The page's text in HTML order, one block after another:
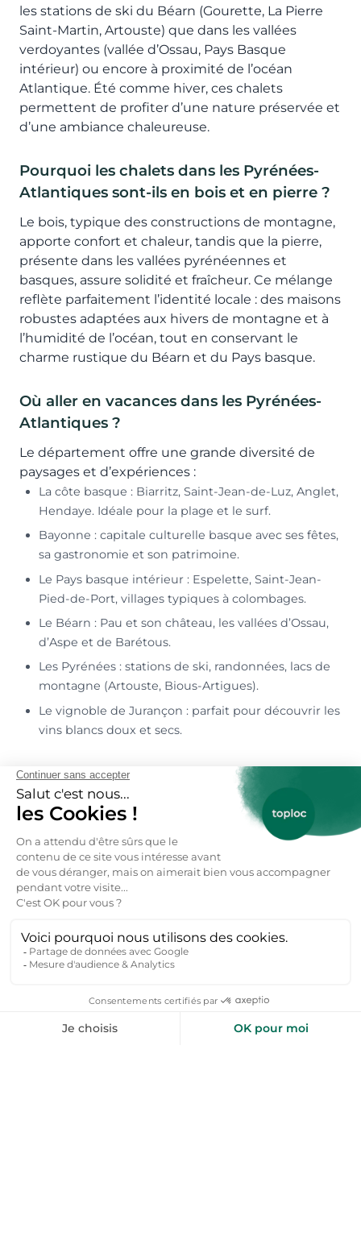
les stations de ski du Béarn (Gourette, La Pierre
Saint-Martin, Artouste) que dans les vallées
verdoyantes (vallée d’Ossau, Pays Basque
intérieur) ou encore à proximité de l’océan
Atlantique. Été comme hiver, ces chalets
permettent de profiter d’une nature préservée et
d’une ambiance chaleureuse.
Pourquoi les chalets dans les Pyrénées-
Atlantiques sont-ils en bois et en pierre ?
Le bois, typique des constructions de montagne,
apporte confort et chaleur, tandis que la pierre,
présente dans les vallées pyrénéennes et
basques, assure solidité et fraîcheur. Ce mélange
reflète parfaitement l’identité locale : des maisons
robustes adaptées aux hivers de montagne et à
l’humidité de l’océan, tout en conservant le
charme rustique du Béarn et du Pays basque.
Où aller en vacances dans les Pyrénées-
Atlantiques ?
Le département offre une grande diversité de
paysages et d’expériences :
La côte basque : Biarritz, Saint-Jean-de-Luz, Anglet,
Hendaye. Idéale pour la plage et le surf.
Bayonne : capitale culturelle basque avec ses fêtes,
sa gastronomie et son patrimoine.
Le Pays basque intérieur : Espelette, Saint-Jean-
Pied-de-Port, villages typiques à colombages.
Le Béarn : Pau et son château, les vallées d’Ossau,
d’Aspe et de Barétous.
Les Pyrénées : stations de ski, randonnées, lacs de
montagne (Artouste, Bious-Artigues).
Le vignoble de Jurançon : parfait pour découvrir les
vins blancs doux et secs.
Où pratiquer le ski dans les Pyrénées-
Atlantiques ?
Trois principales stations accueillent les amateurs
de sports d’hiver :
Gourette : station familiale et sportive au cœur du
Béarn.
La Pierre Saint-Martin : idéale pour le ski alpin et
Artouste : station plus petite, conviviale, avec une
vue splendide sur le pic du Midi d’Ossau.